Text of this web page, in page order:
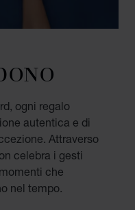
ogni regalo
autentica e di
Attraverso
celebra i gesti
che
nel tempo.